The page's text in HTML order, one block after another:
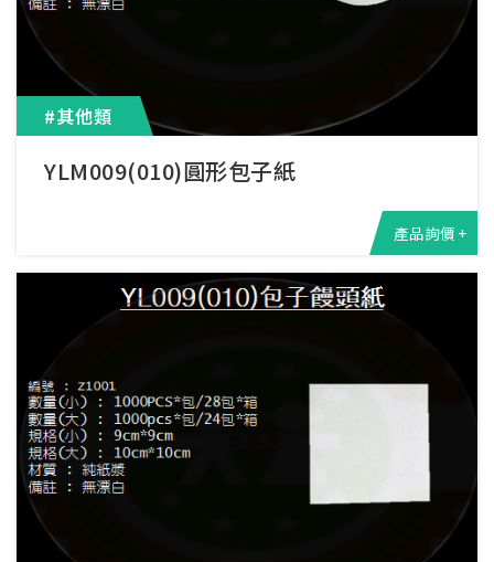
#其他類
YLM009(010)圓形包子紙
產品詢價 +